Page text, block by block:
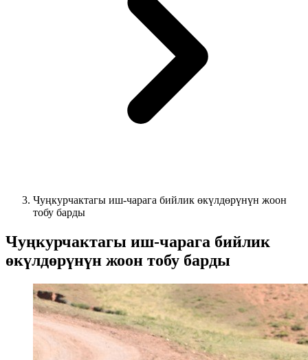
Чуңкурчактагы иш-чарага бийлик өкүлдөрүнүн жоон
тобу барды
Чуңкурчактагы иш-чарага бийлик
өкүлдөрүнүн жоон тобу барды